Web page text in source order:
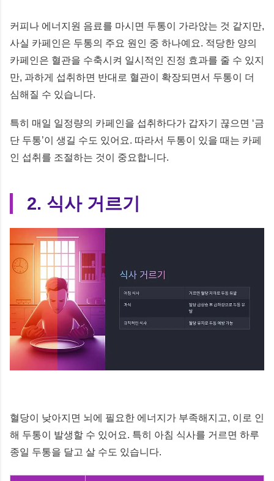
커피나 에너지원 음료를 마시면 두통이 가라앉는 것 같지만,
사실 카페인은 두통의 주요 원인 중 하나예요. 적당한 양의
카페인은 혈관을 수축시켜 일시적인 진정 효과를 줄 수 있지
만, 과하게 섭취하면 반대로 혈관이 확장되면서 두통이 더
심해질 수 있습니다.
특히 매일 일정량의 카페인을 섭취하다가 갑자기 끊으면 ‘금
단 두통’이 생길 수도 있어요. 따라서 두통이 있을 때는 카페
인 섭취를 조절하는 것이 중요합니다.
2. 식사 거르기
혈당이 낮아지면 뇌에 필요한 에너지가 부족해지고, 이로 인
해 두통이 발생할 수 있어요. 특히 아침 식사를 거르면 하루
종일 두통을 달고 살 수도 있습니다.